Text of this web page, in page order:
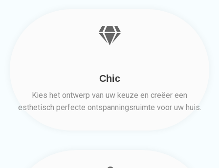
Chic
Kies het ontwerp van uw keuze en creëer een
esthetisch perfecte ontspanningsruimte voor uw huis.